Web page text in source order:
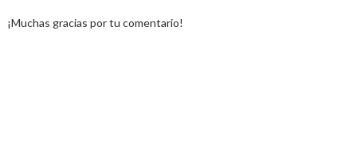
¡Muchas gracias por tu comentario!